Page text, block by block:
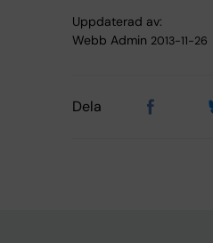
Uppdaterad av:
Webb Admin 2013-11-26
Dela